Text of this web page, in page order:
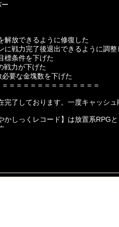
解放できるように修復した
に戦力完了後退出できるように調整
標条件を下げた
戦力が下げた
必要な金塊数を下げた
＝＝＝＝＝＝＝＝＝＝＝＝＝
完了しております。一度キャッシ
かしっくレコード】は放置系RPG